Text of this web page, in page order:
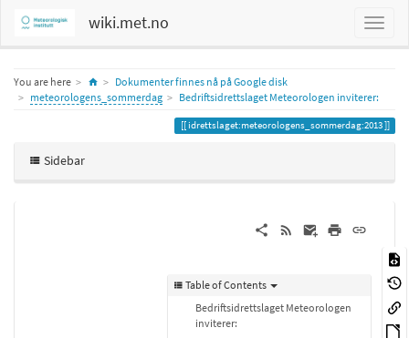
wiki.met.no
You are here HomeDokumenter finnes nå på Google disk
meteorologens_sommerdag
Bedriftsidrettslaget Meteorologen inviterer:
idrettslaget:meteorologens_sommerdag:2013
Sidebar
Table of Contents
Bedriftsidrettslaget Meteorologen
inviterer: